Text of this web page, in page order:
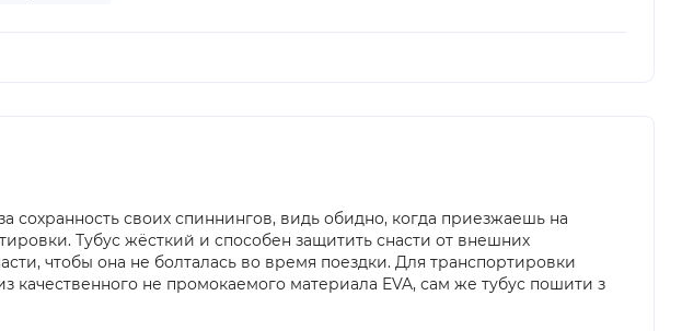
своих спиннингов, видь обидно, когда приезжаешь на
Тубус жёсткий и способен защитить снасти от внешних
чтобы она не болталась во время поездки. Для транспортировки
не промокаемого материала EVA, сам же тубус пошити з